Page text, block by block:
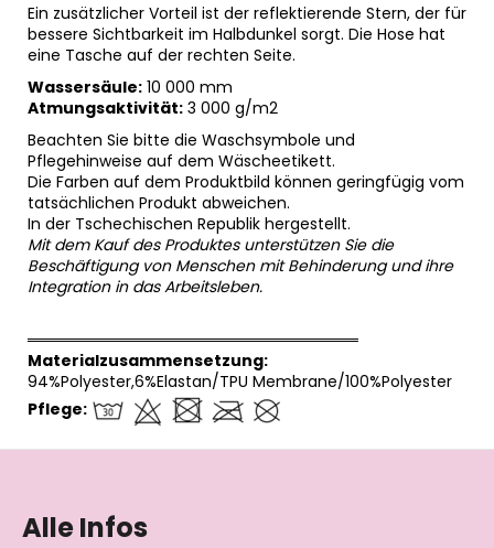
Ein zusätzlicher Vorteil ist der reflektierende Stern, der für
bessere Sichtbarkeit im Halbdunkel sorgt. Die Hose hat
eine Tasche auf der rechten Seite.
Wassersäule: 10 000 mm
Atmungsaktivität: 3 000 g/m2
Beachten Sie bitte die Waschsymbole und
Pflegehinweise auf dem Wäscheetikett.
Die Farben auf dem Produktbild können geringfügig vom
tatsächlichen Produkt abweichen.
In der Tschechischen Republik hergestellt.
Mit dem Kauf des Produktes unterstützen Sie die
Beschäftigung von Menschen mit Behinderung und ihre
Integration in das Arbeitsleben.
══════════════════════════════
Materialzusammensetzung:
94%Polyester,6%Elastan/TPU Membrane/100%Polyester
Pflege:
F
Alle Infos